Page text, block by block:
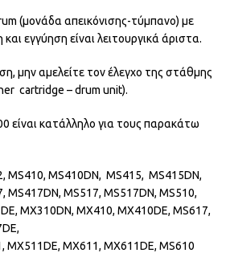
(μονάδα απεικόνισης-τύμπανο) με
εγγύηση είναι λειτουργικά άριστα.
μην αμελείτε τον έλεγχο της στάθμης
cartridge – drum unit).
είναι κατάλληλο για τους παρακάτω
MS410, MS410DN, MS415, MS415DN,
MS417DN, MS517, MS517DN, MS510,
MX310DN, MX410, MX410DE, MS617,
MX511DE, MX611, MX611DE, MS610